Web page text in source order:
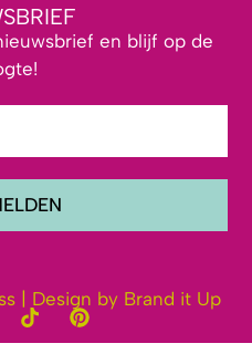
en blijf op de
| Design by Brand it Up